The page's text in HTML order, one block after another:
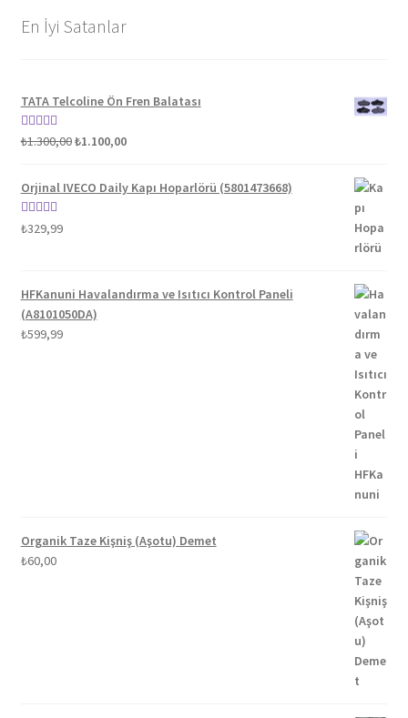
En İyi Satanlar
TATA Telcoline Ön Fren Balatası
5 üzerinden
₺1.300,00Orijinal
₺1.300,00.
₺1.100,00Şu
fiyat:
Orjinal IVECO Daily Kapı Hoparlörü (5801473668)
5 üzerinden
₺329,99
HFKanuni Havalandırma ve Isıtıcı Kontrol Paneli
(A8101050DA)
₺599,99
Organik Taze Kişniş (Aşotu) Demet
₺60,00